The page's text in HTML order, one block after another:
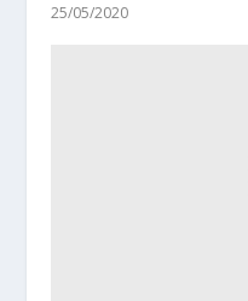
25/05/2020